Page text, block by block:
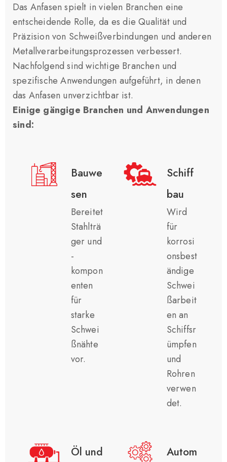
Das Anfasen spielt in vielen Branchen eine
entscheidende Rolle, da es die Qualität und
Präzision von Schweißverbindungen und anderen
Metallverarbeitungsprozessen verbessert.
Nachfolgend sind wichtige Branchen und
spezifische Anwendungen aufgeführt, in denen
das Anfasen unverzichtbar ist.
Einige gängige Branchen und Anwendungen
sind:
Bauwe
sen
Bereitet
Stahlträ
ger und
-
kompon
enten
für
starke
Schwei
ßnähte
vor.
Schiff
bau
Wird
für
korrosi
onsbest
ändige
Schwei
ßarbeit
en an
Schiffsr
ümpfen
und
Rohren
verwen
det.
Öl und
Autom